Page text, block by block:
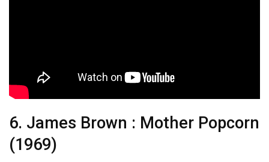
6. James Brown : Mother Popcorn
(1969)